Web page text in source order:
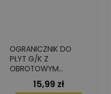
OGRANICZNIK DO
PŁYT G/K Z
OBROTOWYM
KOŁNIERZEM, 25 MM
Cena
15,99 zł